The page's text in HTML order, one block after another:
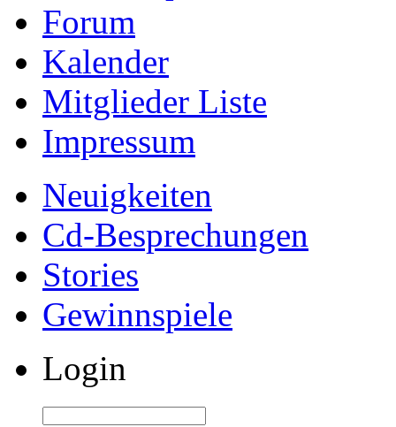
Forum
Kalender
Mitglieder Liste
Impressum
Neuigkeiten
Cd-Besprechungen
Stories
Gewinnspiele
Login